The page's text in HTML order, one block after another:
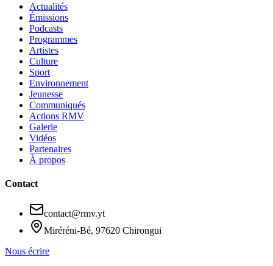
Actualités
Émissions
Podcasts
Programmes
Artistes
Culture
Sport
Environnement
Jeunesse
Communiqués
Actions RMV
Galerie
Vidéos
Partenaires
À propos
Contact
contact@rmv.yt
Miréréni-Bé, 97620 Chirongui
Nous écrire